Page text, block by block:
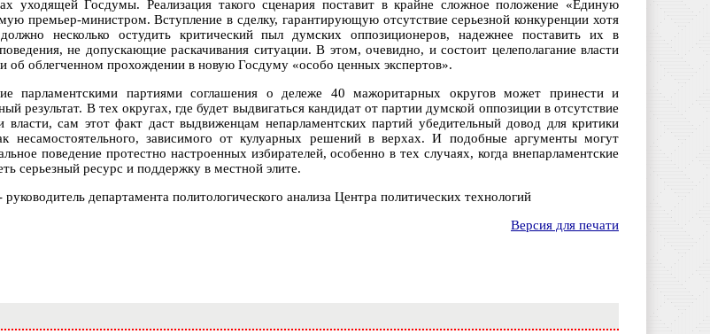
уходящей Госдумы. Реализация такого сценария поставит в крайне сложное положение «Единую
премьер-министром. Вступление в сделку, гарантирующую отсутствие серьезной конкуренции хотя
несколько остудить критический пыл думских оппозиционеров, надежнее поставить их в
не допускающие раскачивания ситуации. В этом, очевидно, и состоит целеполагание власти
об облегченном прохождении в новую Госдуму «особо ценных экспертов».
парламентскими партиями соглашения о дележе 40 мажоритарных округов может принести и
результат. В тех округах, где будет выдвигаться кандидат от партии думской оппозиции в отсутствие
власти, сам этот факт даст выдвиженцам непарламентских партий убедительный довод для критики
несамостоятельного, зависимого от кулуарных решений в верхах. И подобные аргументы могут
поведение протестно настроенных избирателей, особенно в тех случаях, когда внепарламентские
серьезный ресурс и поддержку в местной элите.
департамента политологического анализа Центра политических технологий
Версия для печати